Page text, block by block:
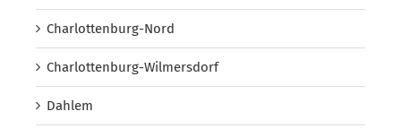
Charlottenburg-Nord
Charlottenburg-Wilmersdorf
Dahlem